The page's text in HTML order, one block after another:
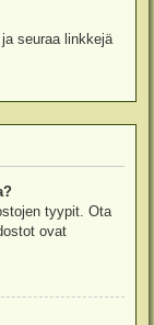
seuraa linkkejä
tyypit. Ota
ovat